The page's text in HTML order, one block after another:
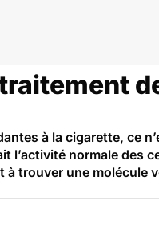
à la cigarette, ce
l’activité normale des
trouver une molécule